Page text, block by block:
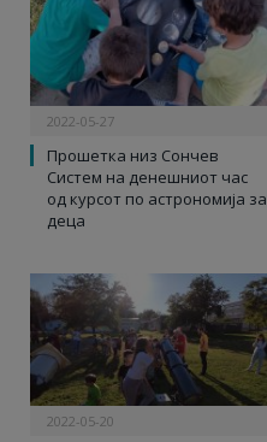
2022-05-27
Прошетка низ Сончев
Систем на денешниот час
од курсот по астрономија за
деца
2022-05-20